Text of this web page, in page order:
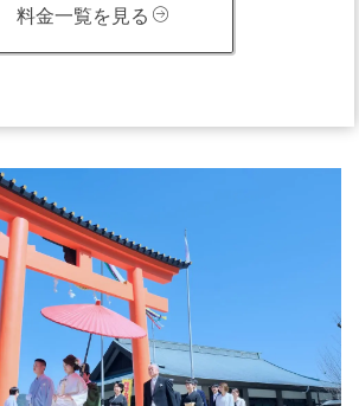
料金一覧を見る